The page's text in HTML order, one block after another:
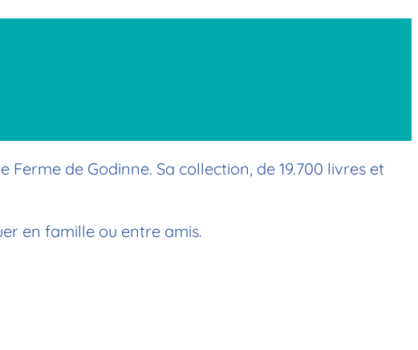
de Godinne. Sa collection, de 19.700 livres et
en famille ou entre amis.